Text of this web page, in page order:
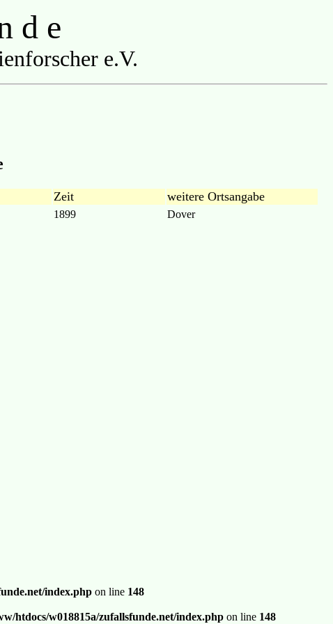
d e
e.V.
Zeit weitere Ortsangabe
1899 Dover
index.php on line 148
htdocs/w018815a/zufallsfunde.net/index.php on line 148